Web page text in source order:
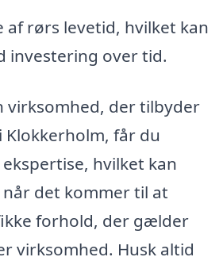
af rørs levetid, hvilket kan
investering over tid.
virksomhed, der tilbyder
får du
hvilket kan
det kommer til at
forhold, der gælder
virksomhed. Husk altid